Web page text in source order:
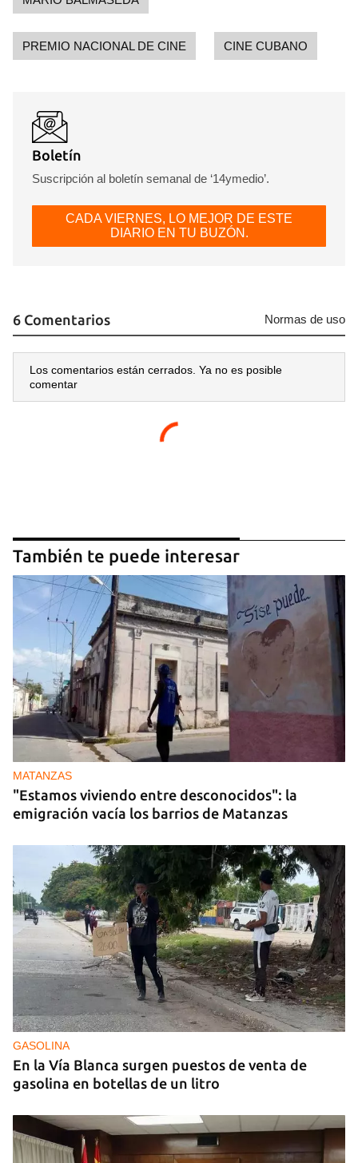
Guardar como favorito
Para poder guardar como favorito, primero has de
iniciar sesión con tu cuenta de 14ymedio.
PREMIO NACIONAL DE CINE CINE CUBANO
Boletín
Suscripción al boletín semanal de ‘14ymedio’.
CADA VIERNES, LO MEJOR DE ESTE
DIARIO EN TU BUZÓN.
6 Comentarios Normas de uso
Los comentarios están cerrados. Ya no es posible
comentar
También te puede interesar
MATANZAS
"Estamos viviendo entre desconocidos": la
emigración vacía los barrios de Matanzas
GASOLINA
En la Vía Blanca surgen puestos de venta de
gasolina en botellas de un litro